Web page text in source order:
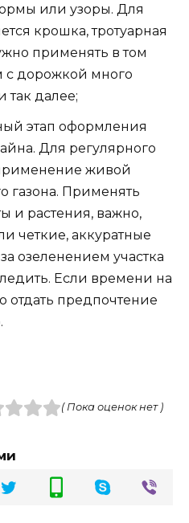
или узоры. Для
крошка, тротуарная
применять в том
с дорожкой много
так далее;
этап оформления
Для регулярного
живой
газона. Применять
и растения, важно,
четкие, аккуратные
озеленением участка
Если времени на
отдать предпочтение
( Пока оценок нет )